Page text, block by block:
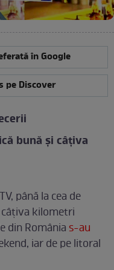
în Google
pe Discover
bună și câțiva
până la cea de
kilometri
din România s-au
iar de pe litoral